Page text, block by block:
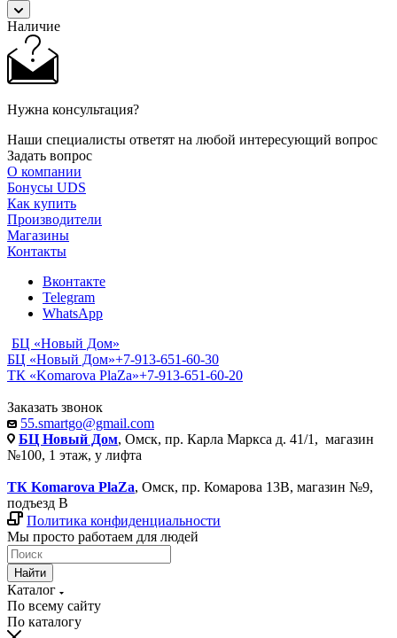
Наличие
Нужна консультация?
Наши специалисты ответят на любой интересующий вопрос
Задать вопрос
О компании
Бонусы UDS
Как купить
Производители
Магазины
Контакты
Вконтакте
Telegram
WhatsApp
БЦ «Новый Дом»
БЦ «Новый Дом»+7-913-651-60-30
ТК «Komarova PlaZa»+7-913-651-60-20
Заказать звонок
55.smartgo@gmail.com
БЦ Новый Дом, Омск, пр. Карла Маркса д. 41/1, магазин
№100, 1 этаж, у лифта
ТК Komarova PlaZa, Омск, пр. Комарова 13В, магазин №9,
подъезд В
Политика конфиденциальности
Мы просто работаем для людей
Найти
Каталог
По всему сайту
По каталогу